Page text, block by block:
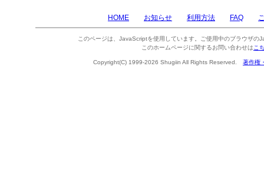
HOME お知らせ 利用方法 FAQ
このページは、JavaScriptを使用しています。ご使用中のブラウザの
このホームページに関するお問い合わせは こ
Copyright(C) 1999-2026 Shugiin All Rights Reserved. 著作権